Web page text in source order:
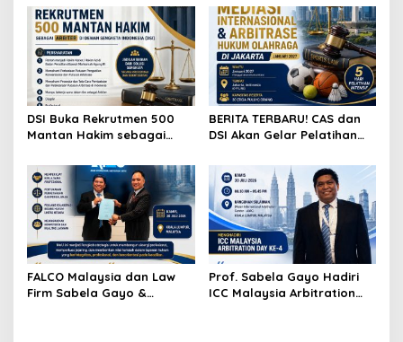
Tantangan Hukum
Kesehatan di Era AI dan
Teknologi
Wujudkan Lingkungan
Tanpa Riba
DSI Buka Rekrutmen 500
Mantan Hakim sebagai
Penyelesaian Sengketa di
Indonesia
BERITA TERBARU! CAS dan
DSI Akan Gelar Pelatihan
Arbitrase Hukum Olahraga
di Jakarta
FALCO Malaysia dan Law
Firm Sabela Gayo &
Prof. Sabela Gayo Hadiri
ICC Malaysia Arbitration